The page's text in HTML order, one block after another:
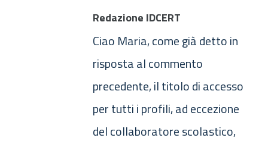
Redazione IDCERT
Ciao Maria, come già detto in
risposta al commento
precedente, il titolo di accesso
per tutti i profili, ad eccezione
del collaboratore scolastico,